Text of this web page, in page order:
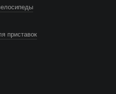
приставок